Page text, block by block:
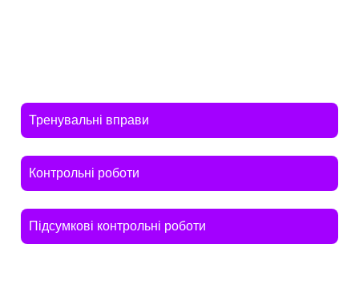
Тренувальні вправи
Контрольні роботи
Підсумкові контрольні роботи